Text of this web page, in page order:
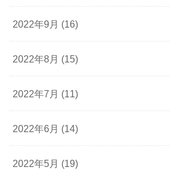
2022年9月 (16)
2022年8月 (15)
2022年7月 (11)
2022年6月 (14)
2022年5月 (19)